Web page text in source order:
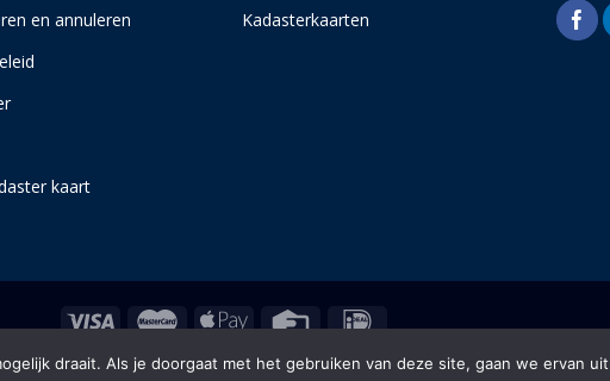
en annuleren
kaart
Kadasterkaarten
2026 © kadasterinfo.com, alle rechten voorbehouden.
draait. Als je doorgaat met het gebruiken van deze site, gaan we ervan